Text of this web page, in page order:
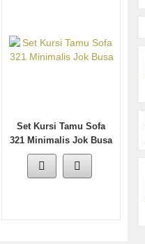
Set Kursi Tamu Sofa
321 Minimalis Jok Busa